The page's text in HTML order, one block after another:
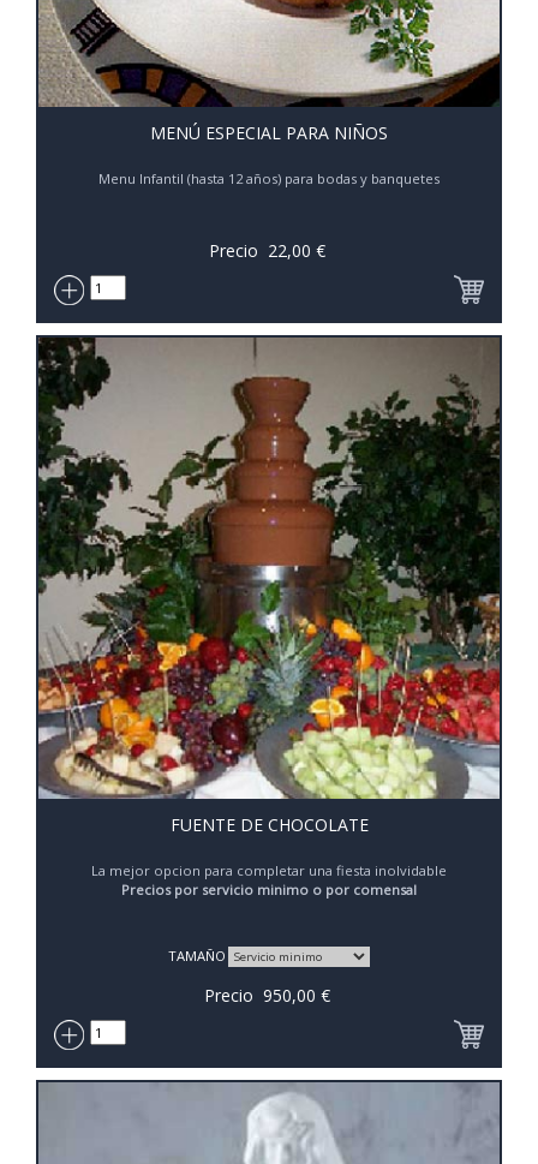
MENÚ ESPECIAL PARA NIÑOS
Menu Infantil (hasta 12 años) para bodas y banquetes
Precio 22,00 €
FUENTE DE CHOCOLATE
La mejor opcion para completar una fiesta inolvidable
Precios por servicio minimo o por comensal
TAMAÑO
Precio 950,00 €